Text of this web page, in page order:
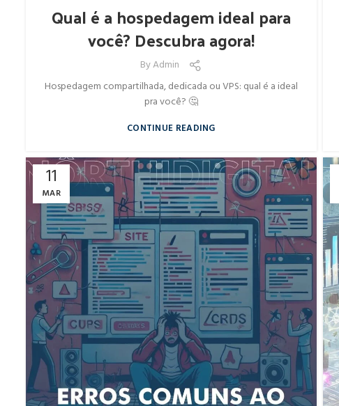
Qual é a hospedagem ideal para
você? Descubra agora!
ByAdmin
Hospedagem compartilhada, dedicada ou VPS: qual é a ideal
pra você? 🤔
CONTINUE READING
11
MAR